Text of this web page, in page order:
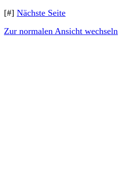
[#] Nächste Seite
Zur normalen Ansicht wechseln